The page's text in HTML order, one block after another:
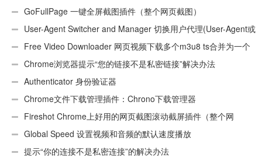
GoFullPage 一键全屏截图插件（整个网页截图）
User-Agent Switcher and Manager 切换用户代理(User-Agent或
UA)Free Video Downloader 网页视频下载多个m3u8 ts合并为一个
ts文件Chrome浏览器提示“您的链接不是私密链接”解决办法
Authenticator 身份验证器
Chrome文件下载管理插件：Chrono下载管理器
Fireshot Chrome上好用的网页截图滚动截屏插件（整个网
页）Global Speed 设置视频和音频的默认速度播放
提示“你的连接不是私密连接”的解决办法